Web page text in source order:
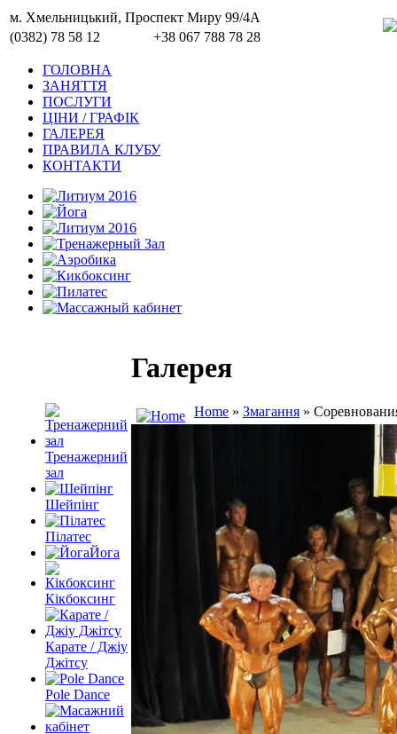
м. Хмельницький, Проспект Миру 99/4A
(0382) 78 58 12
+38 067 788 78 28
ГОЛОВНА
ЗАНЯТТЯ
ПОСЛУГИ
ЦІНИ / ГРАФІК
ГАЛЕРЕЯ
ПРАВИЛА КЛУБУ
КОНТАКТИ
Тренажерний
зал
Шейпінг
Пілатес
Йога
Кікбоксинг
Карате / Джіу
Джітсу
Pole Dance
Галерея
Home » Змагання »